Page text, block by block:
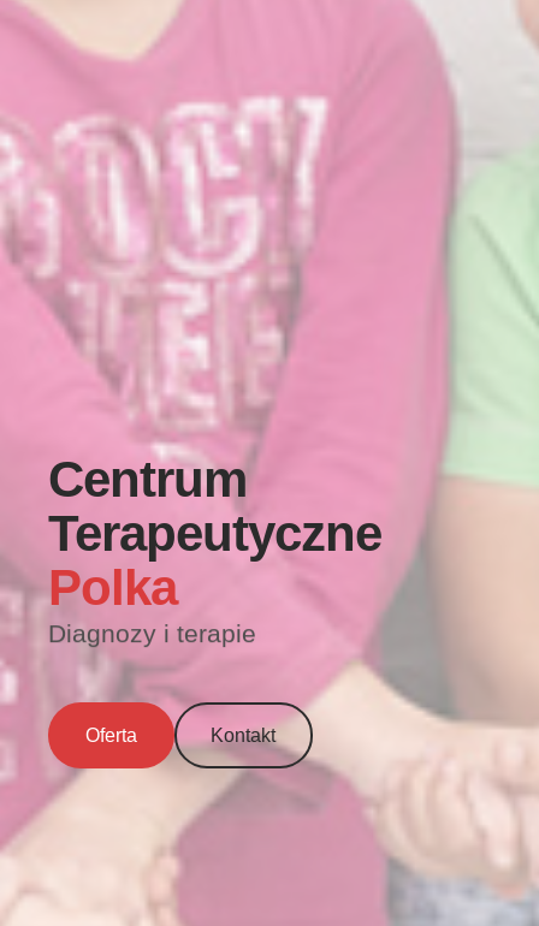
Centrum
Terapeutyczne
Polka
Diagnozy i terapie
Oferta Kontakt